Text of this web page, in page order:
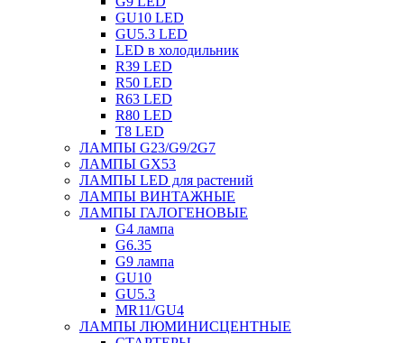
GU10 LED
GU5.3 LED
LED в холодильник
R39 LED
R50 LED
R63 LED
R80 LED
T8 LED
ЛАМПЫ G23/G9/2G7
ЛАМПЫ GX53
ЛАМПЫ LED для растений
ЛАМПЫ ВИНТАЖНЫЕ
ЛАМПЫ ГАЛОГЕНОВЫЕ
G4 лампа
G6.35
G9 лампа
GU10
GU5.3
MR11/GU4
ЛАМПЫ ЛЮМИНИСЦЕНТНЫЕ